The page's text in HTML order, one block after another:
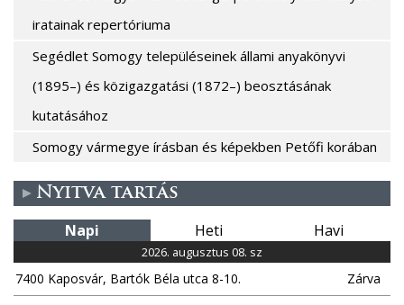
iratainak repertóriuma
Segédlet Somogy településeinek állami anyakönyvi
(1895–) és közigazgatási (1872–) beosztásának
kutatásához
Somogy vármegye írásban és képekben Petőfi korában
Nyitva tartás
Napi Heti Havi
2026. augusztus 08. sz
7400 Kaposvár, Bartók Béla utca 8-10. Zárva